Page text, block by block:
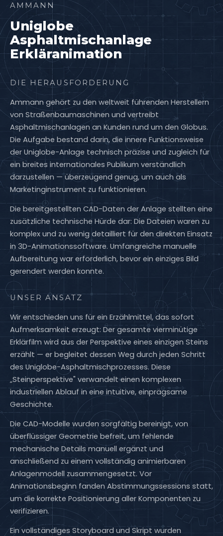
AMMANN
Uniglobe
Asphaltmischanlage
Erkläranimation
DIE HERAUSFORDERUNG
Ammann gehört zu den weltweit führenden Herstellern
von Straßenbaumaschinen und vertreibt
Asphaltmischanlagen an Kunden rund um den Globus.
Die Aufgabe bestand darin, die innere Funktionsweise
der Uniglobe-Anlage technisch präzise und zugleich für
ein breites internationales Publikum verständlich
darzustellen — überzeugend genug, um auch als
Marketinginstrument zu funktionieren.
Die bereitgestellten CAD-Daten der Anlage stellten eine
zusätzliche technische Hürde dar: Die Dateien waren zu
komplex und zu wenig detailliert für den direkten Einsatz
in 3D-Animationssoftware. Umfangreiche manuelle
Aufbereitung war erforderlich, bevor ein einziges Bild
gerendert werden konnte.
UNSER ANSATZ
Wir entschieden uns für ein Erzählmittel, das sofort
Aufmerksamkeit erzeugt: Der gesamte vierminütige
Erklärfilm wird aus der Perspektive eines einzigen Steins
erzählt — er begleitet dessen Weg durch jeden Schritt
des Uniglobe-Asphaltmischprozesses. Diese
„Steinperspektive" verwandelt einen komplexen
industriellen Ablauf in eine intuitive, einprägsame
Geschichte.
Die CAD-Modelle wurden sorgfältig bereinigt, von
überflüssiger Geometrie befreit, um fehlende
mechanische Details manuell ergänzt und
anschließend zu einem vollständig animierbaren
Anlagenmodell zusammengesetzt. Vor
Animationsbeginn fanden Abstimmungssessions statt,
um die korrekte Positionierung aller Komponenten zu
verifizieren.
Ein vollständiges Storyboard und Skript wurden